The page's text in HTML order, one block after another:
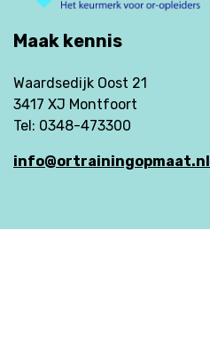
Maak kennis
Waardsedijk Oost 21
3417 XJ Montfoort
Tel: 0348-473300
info@ortrainingopmaat.nl